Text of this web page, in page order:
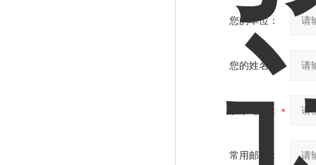
您的单位：
您的姓名：
联系电话：
常用邮箱：